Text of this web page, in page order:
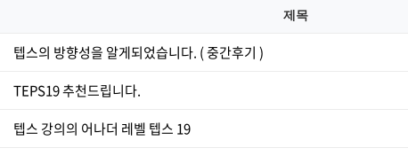
제목
텝스의 방향성을 알게되었습니다. ( 중간후기 )
TEPS19 추천드립니다.
텝스 강의의 어나더 레벨 텝스 19